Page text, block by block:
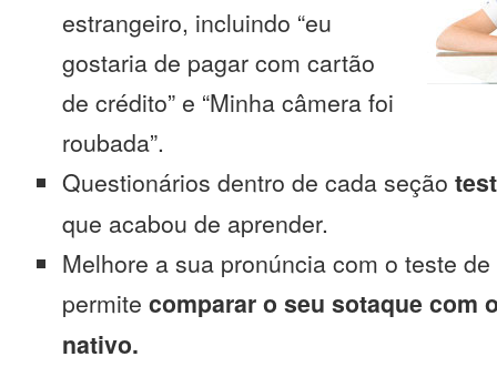
estrangeiro, incluindo “eu
gostaria de pagar com cartão
de crédito” e “Minha câmera foi
roubada”.
Questionários dentro de cada seção
que acabou de aprender.
Melhore a sua pronúncia com o teste
permite comparar o seu sotaque com
nativo.